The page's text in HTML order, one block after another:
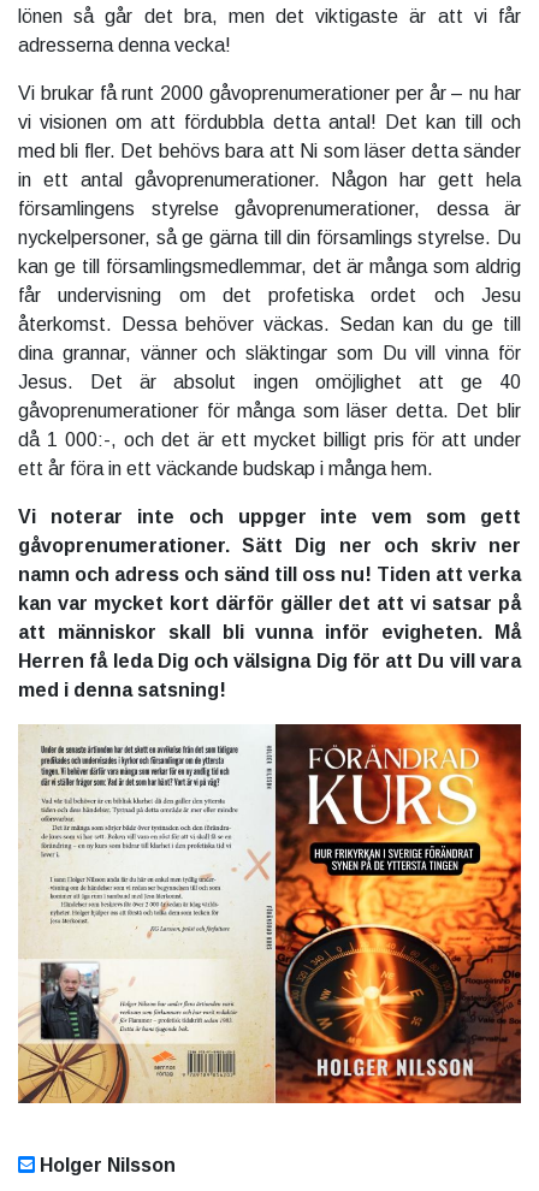
lönen så går det bra, men det viktigaste är att vi får
adresserna denna vecka!
Vi brukar få runt 2000 gåvoprenumerationer per år – nu har
vi visionen om att fördubbla detta antal! Det kan till och
med bli fler. Det behövs bara att Ni som läser detta sänder
in ett antal gåvoprenumerationer. Någon har gett hela
församlingens styrelse gåvoprenumerationer, dessa är
nyckelpersoner, så ge gärna till din församlings styrelse. Du
kan ge till församlingsmedlemmar, det är många som aldrig
får undervisning om det profetiska ordet och Jesu
återkomst. Dessa behöver väckas. Sedan kan du ge till
dina grannar, vänner och släktingar som Du vill vinna för
Jesus. Det är absolut ingen omöjlighet att ge 40
gåvoprenumerationer för många som läser detta. Det blir
då 1 000:-, och det är ett mycket billigt pris för att under
ett år föra in ett väckande budskap i många hem.
Vi noterar inte och uppger inte vem som gett
gåvoprenumerationer. Sätt Dig ner och skriv ner
namn och adress och sänd till oss nu! Tiden att verka
kan var mycket kort därför gäller det att vi satsar på
att människor skall bli vunna inför evigheten. Må
Herren få leda Dig och välsigna Dig för att Du vill vara
med i denna satsning!
Holger Nilsson